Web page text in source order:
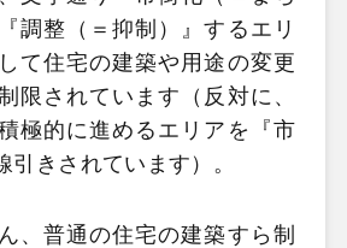
調整（＝抑制）』するエリ
て住宅の建築や用途の変更
限されています（反対に、
極的に進めるエリアを『市
引きされています）。
、普通の住宅の建築すら制